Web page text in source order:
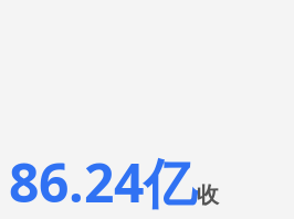
86.24亿收